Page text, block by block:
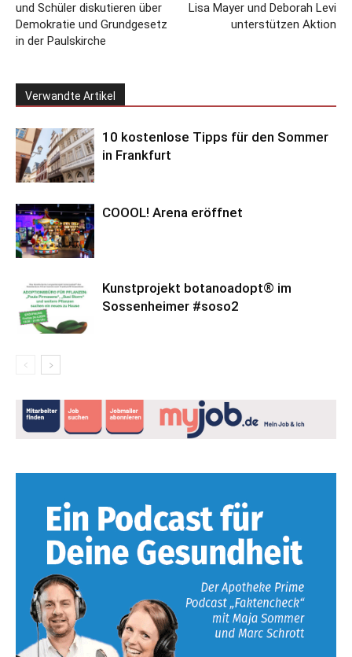
und Schüler diskutieren über
Demokratie und Grundgesetz
in der Paulskirche
Lisa Mayer und Deborah Levi
unterstützen Aktion
Verwandte Artikel
10 kostenlose Tipps für den Sommer
in Frankfurt
COOOL! Arena eröffnet
Kunstprojekt botanoadopt® im
Sossenheimer #soso2